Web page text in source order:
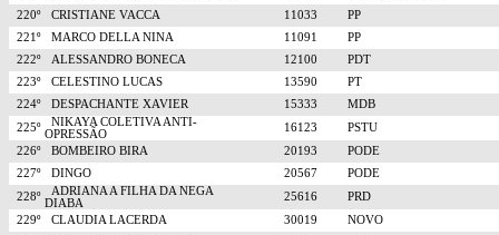
220º
CRISTIANE VACCA 11033
PP
221º
MARCO DELLA NINA 11091
PP
222º
ALESSANDRO BONECA 12100
PDT
223º
CELESTINO LUCAS 13590
PT
224º
DESPACHANTE XAVIER 15333
MDB
225º
NIKAYA COLETIVA ANTI-
OPRESSÃO
16123
PSTU
226º
BOMBEIRO BIRA 20193
PODE
227º
DINGO 20567
PODE
228º
ADRIANA A FILHA DA NEGA
DIABA
25616
PRD
229º
CLAUDIA LACERDA 30019
NOVO